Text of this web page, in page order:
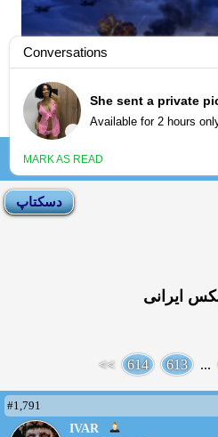
ایرانی
...
613
614
>>
#1,791
IVAR